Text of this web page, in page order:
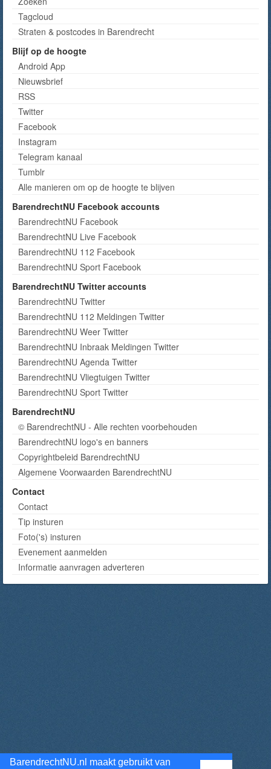
BarendrechtNU.nl maakt gebruikt van
Tagcloud
Straten & postcodes in Barendrecht
Blijf op de hoogte
Android App
Nieuwsbrief
RSS
Twitter
Facebook
Instagram
Telegram kanaal
Tumblr
Alle manieren om op de hoogte te blijven
BarendrechtNU Facebook accounts
BarendrechtNU Facebook
BarendrechtNU Live Facebook
BarendrechtNU 112 Facebook
BarendrechtNU Sport Facebook
BarendrechtNU Twitter accounts
BarendrechtNU Twitter
BarendrechtNU 112 Meldingen Twitter
BarendrechtNU Weer Twitter
BarendrechtNU Inbraak Meldingen Twitter
BarendrechtNU Agenda Twitter
BarendrechtNU Vliegtuigen Twitter
BarendrechtNU Sport Twitter
BarendrechtNU
© BarendrechtNU - Alle rechten voorbehouden
BarendrechtNU logo's en banners
Copyrightbeleid BarendrechtNU
Algemene Voorwaarden BarendrechtNU
Contact
Contact
Tip insturen
Foto('s) insturen
Evenement aanmelden
Informatie aanvragen adverteren